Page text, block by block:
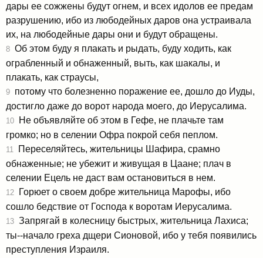
дары ее сожжены будут огнем, и всех идолов ее предам
разрушению, ибо из любодейных даров она устраивала
их, на любодейные дары они и будут обращены.
8 Об этом буду я плакать и рыдать, буду ходить, как
ограбленный и обнаженный, выть, как шакалы, и
плакать, как страусы,
9 потому что болезненно поражение ее, дошло до Иуды,
достигло даже до ворот народа моего, до Иерусалима.
10 Не объявляйте об этом в Гефе, не плачьте там
громко; но в селении Офра покрой себя пеплом.
11
Переселяйтесь, жительницы Шафира, срамно
обнаженные; не убежит и живущая в Цаане; плач в
селении Ецель не даст вам остановиться в нем.
12 Горюет о своем добре жительница Марофы, ибо
сошло бедствие от Господа к воротам Иерусалима.
13 Запрягай в колесницу быстрых, жительница Лахиса;
ты--начало греха дщери Сионовой, ибо у тебя появились
преступления Израиля.